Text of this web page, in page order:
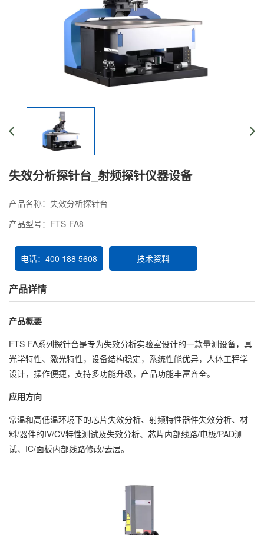
失效分析探针台_射频探针仪器设备
产品名称：失效分析探针台
产品型号：FTS-FA8
电话：400 188 5608 技术资料
产品详情
产品概要
FTS-FA系列探针台是专为失效分析实验室设计的一款量测设备，具
光学特性、激光特性，设备结构稳定，系统性能优异，人体工程学
设计，操作便捷，支持多功能升级，产品功能丰富齐全。
应用方向
常温和高低温环境下的芯片失效分析、射频特性器件失效分析、材
料/器件的IV/CV特性测试及失效分析、芯片内部线路/电极/PAD测
试、IC/面板内部线路修改/去层。